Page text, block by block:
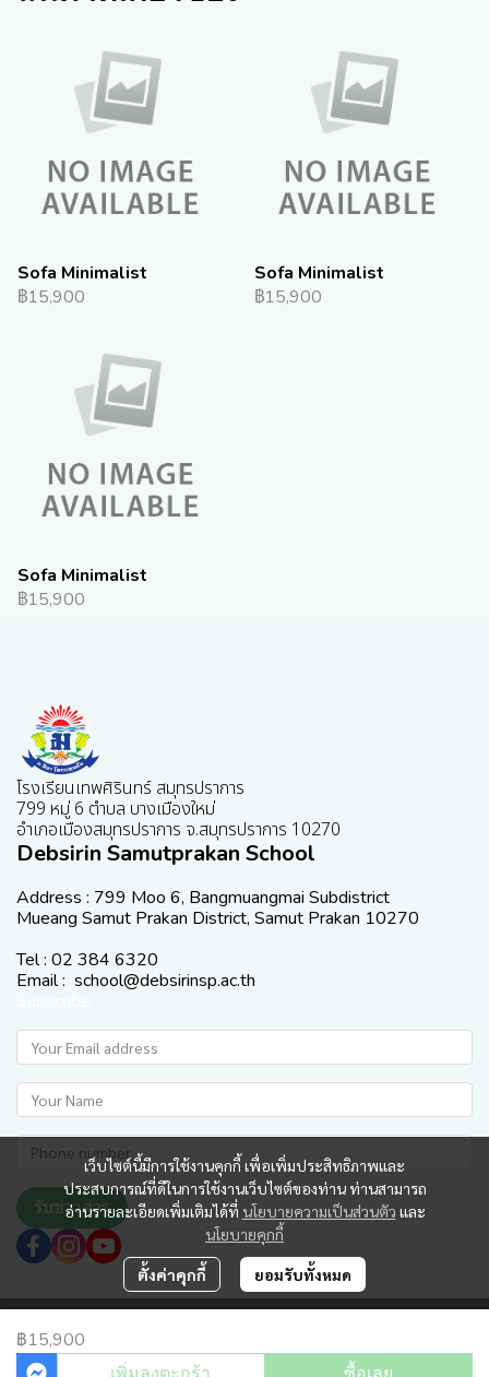
Sofa Minimalist
฿15,900
Sofa Minimalist
฿15,900
Sofa Minimalist
฿15,900
฿15,900
เว็บไซต์นี้มีการใช้งานคุกกี้ เพื่อเพิ่มประสิทธิภาพและ
ประสบการณ์ที่ดีในการใช้งานเว็บไซต์ของท่าน ท่านสามารถ
อ่านรายละเอียดเพิ่มเติมได้ที่ นโยบายความเป็นส่วนตัว และ
นโยบายคุกกี้
ตั้งค่าคุกกี้ ยอมรับทั้งหมด
โรงเรียนเทพศิรินทร์ สมุทรปราการ
799 หมู่ 6 ตำบล บางเมืองใหม่
อำเภอเมืองสมุทรปราการ จ.สมุทรปราการ 10270
Debsirin Samutprakan School
Address : 799 Moo 6, Bangmuangmai Subdistrict
Mueang Samut Prakan District, Samut Prakan 10270
Tel : 02 384 6320
Email : school@debsirinsp.ac.th
รับข่าวสาร
Copyright 2025 | All Rights Reserved | Powered by Debsirin Samutprakan
ผู้เข้าชมทั้งหมด116,445